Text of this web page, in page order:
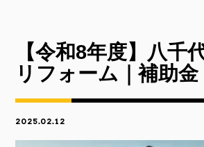
【令和8年度】八千
リフォーム｜補助金
2025.02.12